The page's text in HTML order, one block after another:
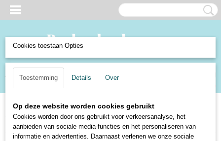
Inloggen Registreren
(0)
Home>Boeken en Strips> Boeken>Kinderboeken>Winterboeken
Winterboek 1967
Cookies toestaan Opties
Toestemming Details Over
Op deze website worden cookies gebruikt
Cookies worden door ons gebruikt voor verkeersanalyse, het
aanbieden van sociale media-functies en het personaliseren van
informatie en advertenties. Daarnaast verlenen we onze sociale